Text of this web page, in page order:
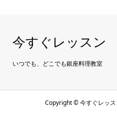
今すぐレッスン
いつでも、どこでも銀座料理教室
Copyright ©今すぐレッス